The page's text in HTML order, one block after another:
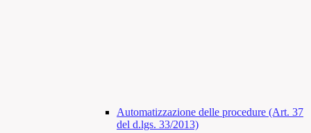
Automatizzazione delle procedure (Art. 37
del d.lgs. 33/2013)